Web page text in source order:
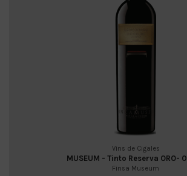
Vins de Cigales
MUSEUM - Tinto Reserva ORO-
Finsa Museum